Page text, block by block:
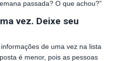
passada? O que achou?”
vez. Deixe seu
de uma vez na lista
é menor, pois as pessoas